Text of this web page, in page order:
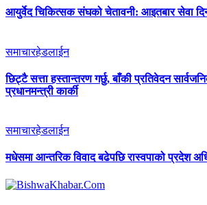
आयुर्वेद चिकित्सक संघको चेतावनी: आइतबार सेवा
समाचारहेडलाईन
छिट्टै सत्ता हस्तान्तरण गर्छु, बाँकी प्रतिवेदन
प्रधानमन्त्री कार्की
समाचारहेडलाईन
मधेसमा आन्तरिक विवाद बढेपछि रास्वपाको प्रदेश